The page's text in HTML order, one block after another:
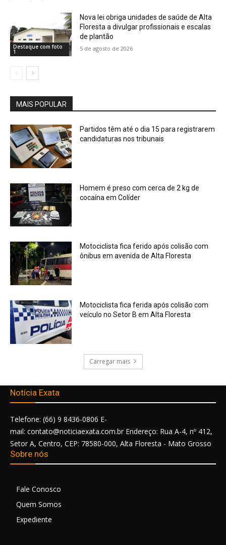
Destaque com foto
1
Nova lei obriga unidades de saúde de Alta
Floresta a divulgar profissionais e escalas
de plantão
5 de agosto de 2026
MAIS POPULAR
Partidos têm até o dia 15 para registrarem
candidaturas nos tribunais
Homem é preso com cerca de 2 kg de
cocaína em Colíder
Motociclista fica ferido após colisão com
ônibus em avenida de Alta Floresta
Motociclista fica ferida após colisão com
veículo no Setor B em Alta Floresta
Carregar mais
Notícia Exata
Telefone: (66) 9 8436-0806 E-
mail: contato@noticiaexata.com.br Endereço: Rua A-4, nº 412,
Setor A, Centro, CEP: 78580-000, Alta Floresta - Mato Grosso
Sobre nós
Fale Conosco
Quem Somos
Expediente